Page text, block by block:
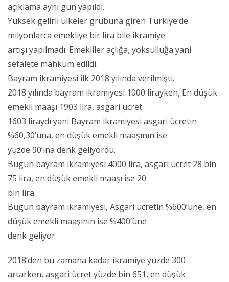
açıklama aynı gün yapıldı.
Yüksek gelirli ülkeler grubuna giren Türkiye’de
milyonlarca emekliye bir lira bile ikramiye
artışı yapılmadı. Emekliler açlığa, yoksulluğa yani
sefalete mahkum edildi.
Bayram ikramiyesi ilk 2018 yılında verilmişti.
2018 yılında bayram ikramiyesi 1000 lirayken, En düşük
emekli maaşı 1903 lira, asgari ücret
1603 liraydı yani Bayram ikramiyesi asgari ücretin
%60,30’una, en düşük emekli maaşının ise
yüzde 90’ına denk geliyordu.
Bugün bayram ikramiyesi 4000 lira, asgari ücret 28 bin
75 lira, en düşük emekli maaşı ise 20
bin lira.
Bugün bayram ikramiyesi, Asgari ücretin %600’üne, en
düşük emekli maaşının ise %400’üne
denk geliyor.
2018’den bu zamana kadar ikramiye yüzde 300
artarken, asgari ücret yüzde bin 651, en düşük